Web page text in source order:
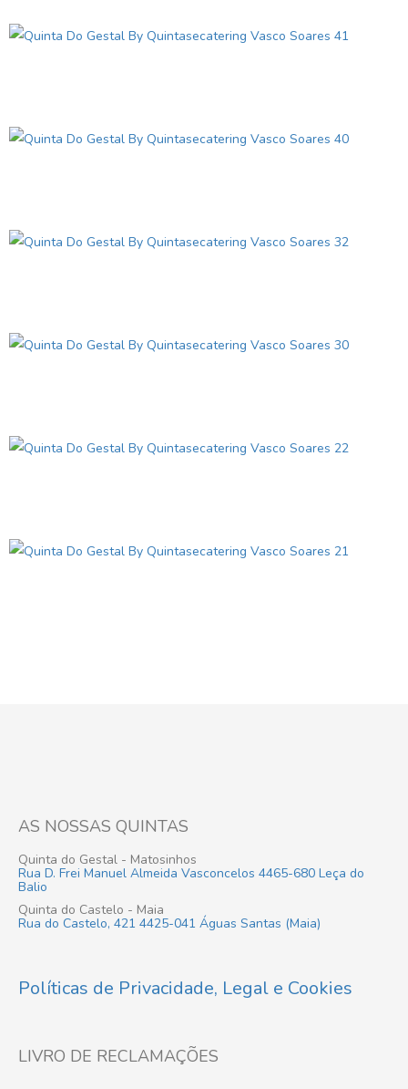
AS NOSSAS QUINTAS
Quinta do Gestal - Matosinhos
Rua D. Frei Manuel Almeida Vasconcelos 4465-680 Leça do
Balio
Quinta do Castelo - Maia
Rua do Castelo, 421 4425-041 Águas Santas (Maia)
Políticas de Privacidade, Legal e Cookies
LIVRO DE RECLAMAÇÕES